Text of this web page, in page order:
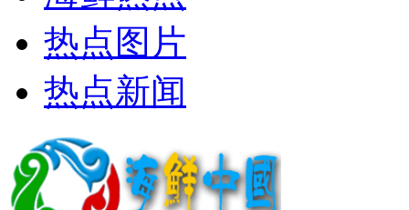
热点图片
热点新闻